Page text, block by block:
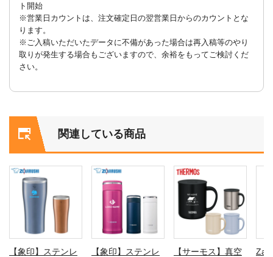
ト開始
※営業日カウントは、注文確定日の翌営業日からのカウントとな
ります。
※ご入稿いただいたデータに不備があった場合は再入稿等のやり
取りが発生する場合もございますので、余裕をもってご検討くだ
さい。
関連している商品
【象印】ステンレ
【象印】ステンレ
【サーモス】真空